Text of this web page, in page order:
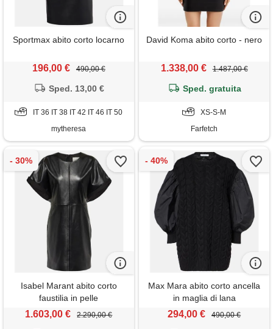
Sportmax abito corto locarno
196,00 € 490,00 €
Sped. 13,00 €
IT 36 IT 38 IT 42 IT 46 IT 50
mytheresa
David Koma abito corto - nero
1.338,00 € 1.487,00 €
Sped. gratuita
XS-S-M
Farfetch
Isabel Marant abito corto
faustilia in pelle
1.603,00 € 2.290,00 €
Max Mara abito corto ancella
in maglia di lana
294,00 € 490,00 €